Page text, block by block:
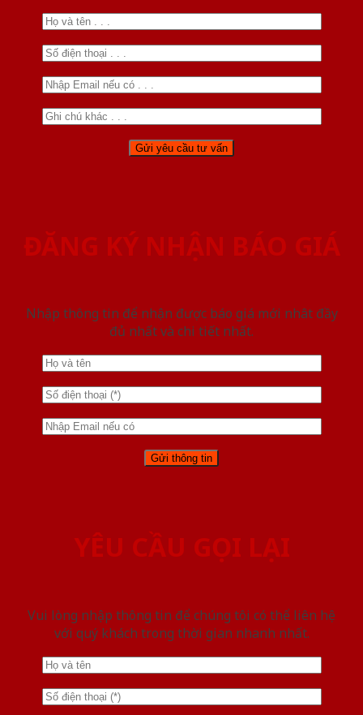
ĐĂNG KÝ NHẬN BÁO GIÁ
Nhập thông tin để nhận được báo giá mới nhât đầy
đủ nhất và chi tiết nhất.
YÊU CẦU GỌI LẠI
Vui lòng nhập thông tin để chúng tôi có thể liên hệ
với quý khách trong thời gian nhanh nhất.